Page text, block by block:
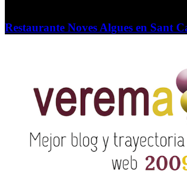
Restaurante Noves Algues en Sant